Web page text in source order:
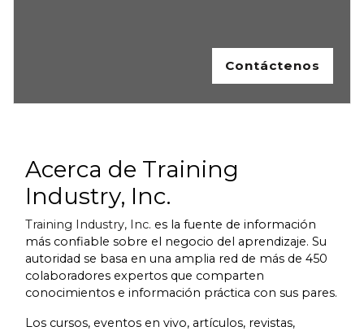
Contáctenos
Acerca de Training
Industry, Inc.
Training Industry, Inc. es la fuente de información
más confiable sobre el negocio del aprendizaje. Su
autoridad se basa en una amplia red de más de 450
colaboradores expertos que comparten
conocimientos e información práctica con sus pares.
Los cursos, eventos en vivo, artículos, revistas,